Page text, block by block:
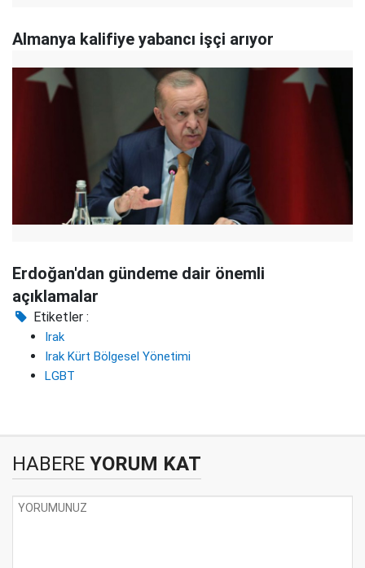
Almanya kalifiye yabancı işçi arıyor
Erdoğan'dan gündeme dair önemli
açıklamalar
Etiketler :
Irak
Irak Kürt Bölgesel Yönetimi
LGBT
HABERE YORUM KAT